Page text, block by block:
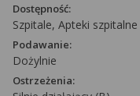
Dostępność:
Szpitale, Apteki szpitalne
Podawanie:
Dożylnie
Ostrzeżenia: